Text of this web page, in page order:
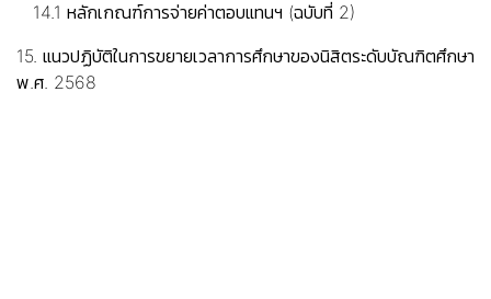
14.1 หลักเกณฑ์การจ่ายค่าตอบแทนฯ (ฉบับที่ 2)
15. แนวปฏิบัติในการขยายเวลาการศึกษาของนิสิตระดับบัณฑิตศึกษา
พ.ศ. 2568